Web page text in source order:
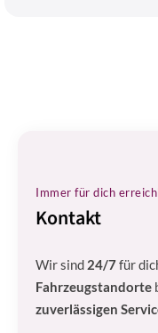
Immer für dich
Kontakt
Wir sind 24/7für
Fahrzeugstandorte
zuverlässigen